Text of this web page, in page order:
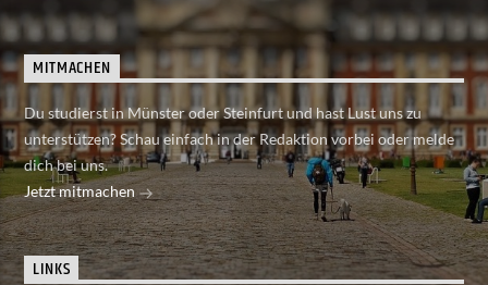
MITMACHEN
Du studierst in Münster oder Steinfurt und hast Lust uns zu
unterstützen? Schau einfach in der Redaktion vorbei oder melde
dich bei uns.
Jetzt mitmachen
LINKS